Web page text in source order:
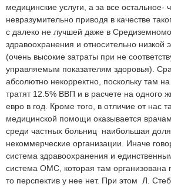
медицинские услуги, а за все остальное-
невразумительно приводя в качестве
с далеко не лучшей даже в
здравоохранения и относительно низкой
(очень высокие затраты при не
управляемым показателям здоровья).
абсолютно некорректно, поскольку там
тратят 12.5% ВВП и в расчете на одного
евро в год. Кроме того, в отличие от нас
медицинской помощи оказывается
среди частных больниц наибольшая
некоммерческие организации. Иначе
система здравоохранения и
система ОМС, которая там организована
то перспектив у нее нет. При этом Л.